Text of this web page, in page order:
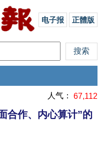
电子报 正體版
人气： 67,112
合作、内心算计”的